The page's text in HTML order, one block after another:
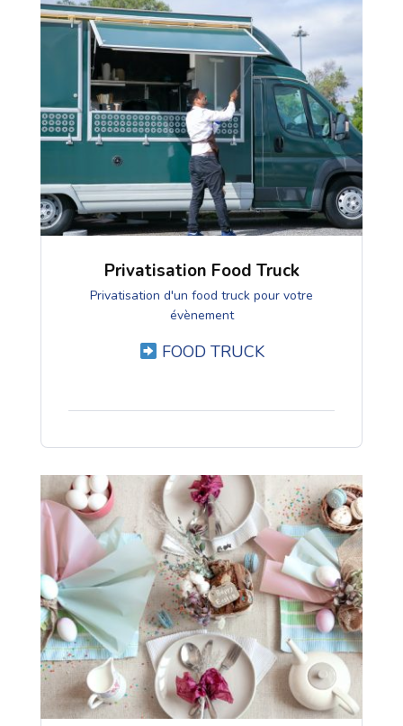
Privatisation Food Truck
Privatisation d'un food truck pour votre
évènement
FOOD TRUCK